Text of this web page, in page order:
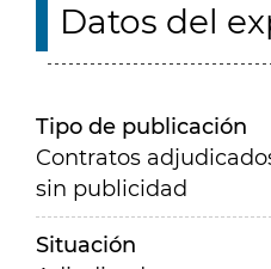
Datos del
Tipo de publicación
Contratos
sin publicidad
Situación